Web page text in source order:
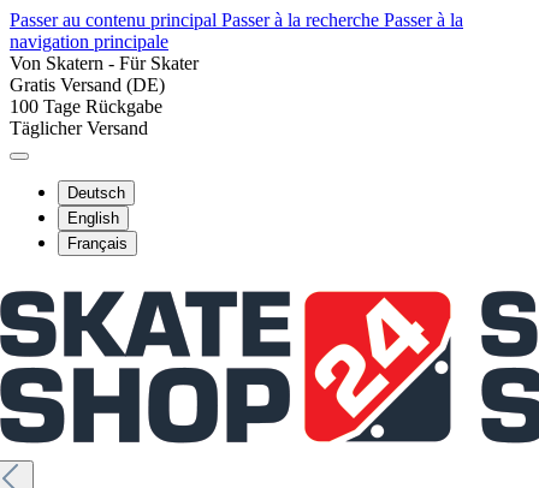
Passer au contenu principal Passer à la recherche Passer à la
navigation principale
Von Skatern - Für Skater
Gratis Versand (DE)
100 Tage Rückgabe
Täglicher Versand
Deutsch
English
Français